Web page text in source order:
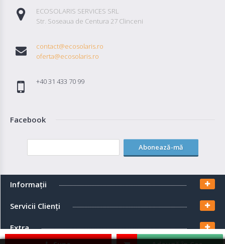
ECOSOLARIS SERVICES SRL
Str. Soseaua de Centura 27 Clinceni
contact@ecosolaris.ro
oferta@ecosolaris.ro
+40 31 433 70 99
Facebook
Abonează-mă
Informaţii
Servicii Clienţi
Extra